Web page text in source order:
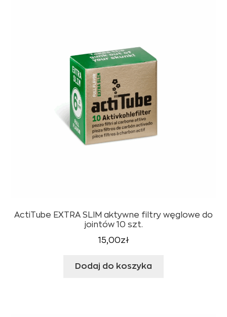
ActiTube EXTRA SLIM aktywne filtry węglowe do
jointów 10 szt.
15,00zł
Dodaj do koszyka